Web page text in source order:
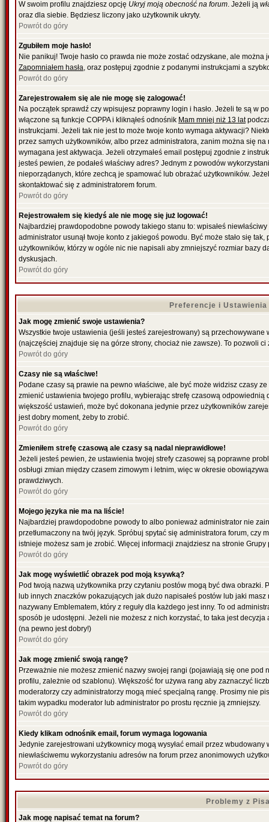
W swoim profilu znajdziesz opcję Ukryj moją obecność na forum. Jeżeli ją
oraz dla siebie. Będziesz liczony jako użytkownik ukryty.
Powrót do góry
Zgubiłem moje hasło!
Nie panikuj! Twoje hasło co prawda nie może zostać odzyskane, ale
Zapomniałem hasła, oraz postępuj zgodnie z podanymi instrukcjami a
Powrót do góry
Zarejestrowałem się ale nie mogę się zalogować!
Na początek sprawdź czy wpisujesz poprawny login i hasło. Jeżeli te są w
włączone są funkcje COPPA i kliknąłeś odnośnik Mam mniej niż 13 lat
instrukcjami. Jeżeli tak nie jest to może twoje konto wymaga aktywacji?
przez samych użytkowników, albo przez administratora, zanim można się
wymagana jest aktywacja. Jeżeli otrzymałeś email postępuj zgodnie z
jesteś pewien, że podałeś właściwy adres? Jednym z powodów
nieporządanych, które zechcą je spamować lub obrażać użytkowników.
skontaktować się z administratorem forum.
Powrót do góry
Rejestrowałem się kiedyś ale nie mogę się już logować!
Najbardziej prawdopodobne powody takiego stanu to: wpisałeś
administrator usunął twoje konto z jakiegoś powodu. Być może stało się
użytkowników, którzy w ogóle nic nie napisali aby zmniejszyć rozmiar bazy
dyskusjach.
Powrót do góry
Preferencje i
Jak mogę zmienić swoje ustawienia?
Wszystkie twoje ustawienia (jeśli jesteś zarejestrowany) są
(najczęściej znajduje się na górze strony, chociaż nie zawsze). To pozwoli
Powrót do góry
Czasy nie są właściwe!
Podane czasy są prawie na pewno właściwe, ale być może widzisz czasy
zmienić ustawienia twojego profilu, wybierając strefę czasową
większość ustawień, może być dokonana jedynie przez użytkowników
jest dobry moment, żeby to zrobić.
Powrót do góry
Zmieniłem strefę czasową ale czasy są nadal nieprawidłowe!
Jeżeli jesteś pewien, że ustawienia twojej strefy czasowej są poprawne
osbługi zmian między czasem zimowym i letnim, więc w okresie
prawdziwych.
Powrót do góry
Mojego języka nie ma na liście!
Najbardziej prawdopodobne powody to albo ponieważ administrator nie
przetłumaczony na twój język. Spróbuj spytać się administratora forum, czy
istnieje możesz sam je zrobić. Więcej informacji znajdziesz na stronie
Powrót do góry
Jak mogę wyświetlić obrazek pod moją ksywką?
Pod twoją nazwą użytkownika przy czytaniu postów mogą być dwa
lub innych znaczków pokazujących jak dużo napisałeś postów lub jaki
nazywany Emblematem, który z reguły dla każdego jest inny. To od
sposób je udostępni. Jeżeli nie możesz z nich korzystać, to taka jest
(na pewno jest dobry!)
Powrót do góry
Jak mogę zmienić swoją rangę?
Przeważnie nie możesz zmienić nazwy swojej rangi (pojawiają się one pod
profilu, zależnie od szablonu). Większość for używa rang aby zaznaczyć
moderatorzy czy administratorzy mogą mieć specjalną rangę. Prosimy nie
takim wypadku moderator lub administrator po prostu ręcznie ją zmniejszy.
Powrót do góry
Kiedy klikam odnośnik email, forum wymaga logowania
Jedynie zarejestrowani użytkownicy mogą wysyłać email przez wbudowany
niewłaściwemu wykorzystaniu adresów na forum przez anonimowych
Powrót do góry
Problemy z
Jak mogę napisać temat na forum?